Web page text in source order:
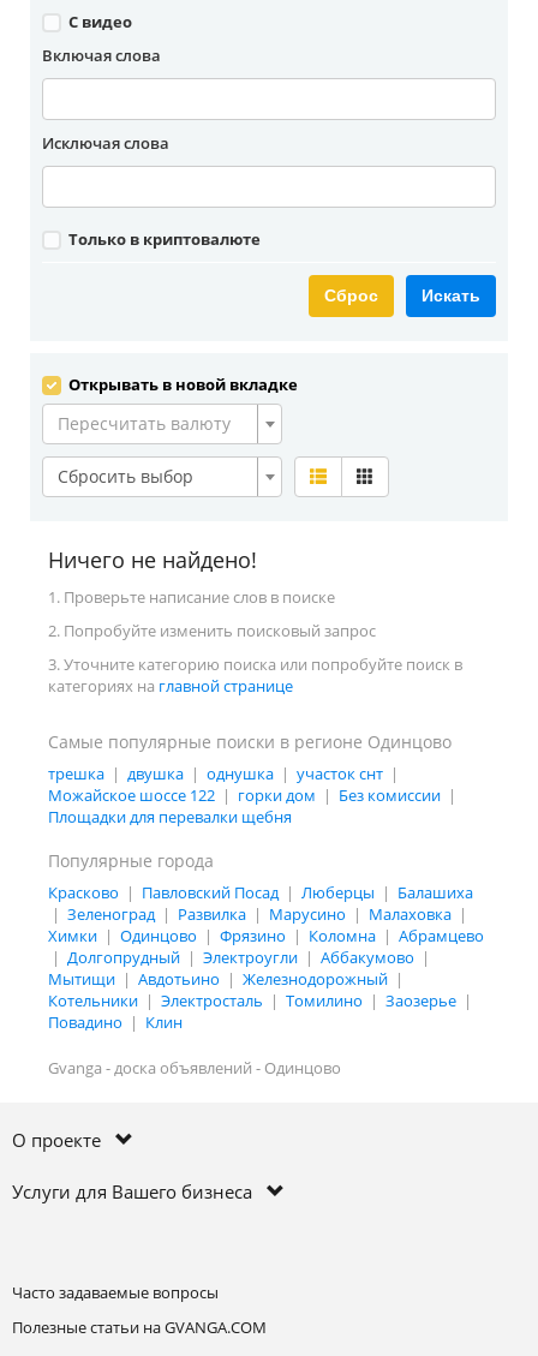
С видео
Включая слова
Исключая слова
Только в криптовалюте
Искать
Сброс
Открывать в новой вкладке
Пересчитать валюту
Сбросить выбор
Ничего не найдено!
1. Проверьте написание слов в поиске
2. Попробуйте изменить поисковый запрос
3. Уточните категорию поиска или попробуйте поиск в
категориях на главной странице
Самые популярные поиски в регионе Одинцово
трешка | двушка | однушка | участок снт |
Можайское шоссе 122 | горки дом | Без комиссии |
Площадки для перевалки щебня
Популярные города
Красково | Павловский Посад| Люберцы | Балашиха
| Зеленоград| Развилка | Марусино | Малаховка |
Химки | Одинцово | Фрязино | Коломна | Абрамцево
| Долгопрудный | Электроугли | Аббакумово |
Мытищи | Авдотьино | Железнодорожный |
Котельники | Электросталь | Томилино | Заозерье |
Повадино | Клин
Gvanga - доска объявлений - Одинцово
О проекте
Услуги для Вашего бизнеса
Часто задаваемые вопросы
Полезные статьи на GVANGA.COM